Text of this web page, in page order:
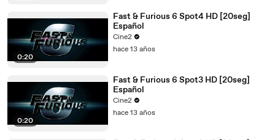
0:20
Fast & Furious 6 Spot4 HD [20seg]
Español
Cine2
hace 13 años
0:20
Fast & Furious 6 Spot3 HD [20seg]
Español
Cine2
hace 13 años